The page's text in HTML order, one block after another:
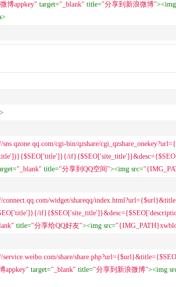
博appkey" target="_blank" title="分享到新浪微博"><img
>
>
sns.qzone.qq.com/cgi-bin/qzshare/
="_blank" title="分享到QQ空间"><img src=
connect.qq.com/widget/shareqq/
title="分享给QQ好友"><img src=
service.weibo.com/share/
appkey" target="_blank" title="分享到新浪微博"><img